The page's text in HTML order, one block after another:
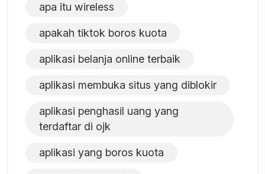
apa itu wireless
apakah tiktok boros kuota
aplikasi belanja online terbaik
aplikasi membuka situs yang diblokir
aplikasi penghasil uang yang
terdaftar di ojk
aplikasi yang boros kuota